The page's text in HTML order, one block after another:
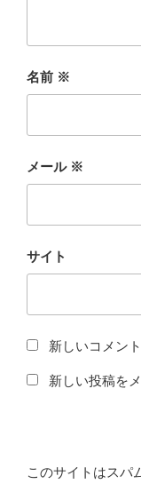
名前 ※
メール ※
サイト
新しいコメン
新しい投稿を
このサイトはスパ